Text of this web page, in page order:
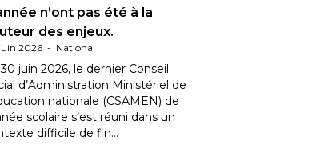
n’ont pas été à la
des enjeux.
2026 - National
juin 2026, le dernier Conseil
d’Administration Ministériel de
nationale (CSAMEN) de
scolaire s’est réuni dans un
difficile de fin…